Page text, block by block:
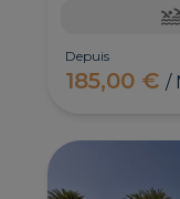
Depuis
185,00 €/